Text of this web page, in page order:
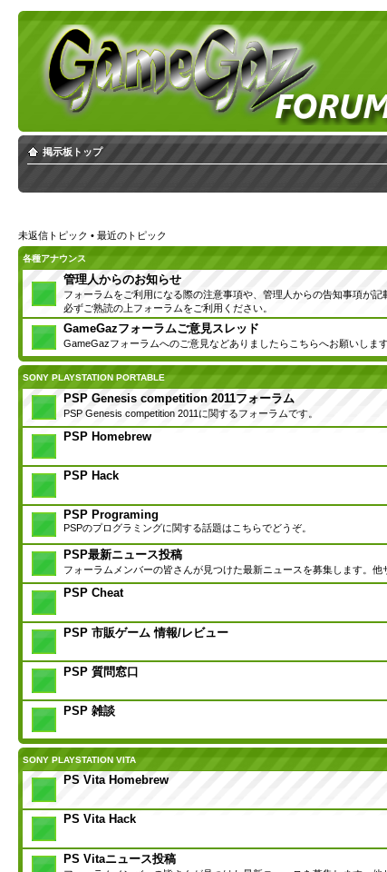
掲示板トップ
未返信トピック • 最近のトピック
各種アナウンス
管理人からのお知らせ
フォーラムをご利用になる際の注意事項や、管理人からの告知事項が記
必ずご熟読の上フォーラムをご利用ください。
GameGazフォーラムご意見スレッド
GameGazフォーラムへのご意見などありましたらこちらへお願いします
SONY PLAYSTATION PORTABLE
PSP Genesis competition 2011フォーラム
PSP Genesis competition 2011に関するフォーラムです。
PSP Homebrew
PSP Hack
PSP Programing
PSPのプログラミングに関する話題はこちらでどうぞ。
PSP最新ニュース投稿
フォーラムメンバーの皆さんが見つけた最新ニュースを募集します。他
PSP Cheat
PSP 市販ゲーム 情報/レビュー
PSP 質問窓口
PSP 雑談
SONY PLAYSTATION VITA
PS Vita Homebrew
PS Vita Hack
PS Vitaニュース投稿